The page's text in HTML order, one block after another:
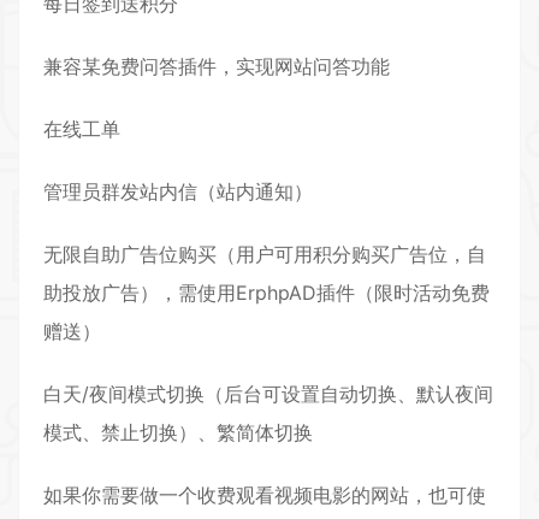
兼容某免费问答插件，实现网站问答功能
在线工单
管理员群发站内信（站内通知）
无限自助广告位购买（用户可用积分购买广告位，自
助投放广告），需使用ErphpAD插件（限时活动免费
赠送）
白天/夜间模式切换（后台可设置自动切换、默认夜间
模式、禁止切换）、繁简体切换
如果你需要做一个收费观看视频电影的网站，也可使